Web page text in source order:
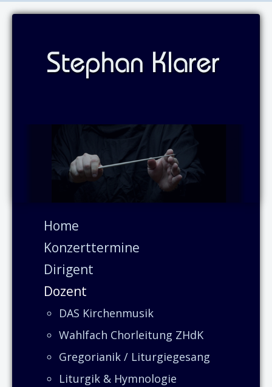
Home
Konzerttermine
Dirigent
Dozent
DAS Kirchenmusik
Wahlfach Chorleitung ZHdK
Gregorianik / Liturgiegesang
Liturgik & Hymnologie